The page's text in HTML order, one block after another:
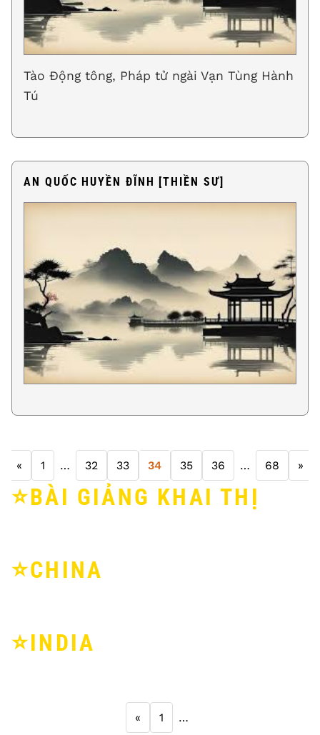
Tào Động tông, Pháp tử ngài Vạn Tùng Hành
Tú
AN QUỐC HUYỀN ĐĨNH [THIỀN SƯ]
« 1 … 32 33 34 35 36 … 68 »
⭐️BÀI GIẢNG KHAI THỊ
⭐️CHINA
⭐️INDIA
« 1 …